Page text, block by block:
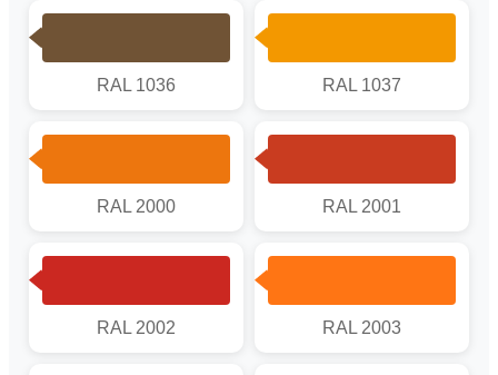
RAL 1036 RAL 1037
RAL 2000 RAL 2001
RAL 2002 RAL 2003